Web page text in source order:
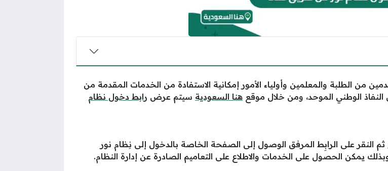
من الطلبة والمعلمين وأولياء الأمور إمكانية الاستفادة من الخدمات المقدمة من
الوطني الموحد، ومن خلال موقع هنا السعودية سيتم عرض رابط دخول نظام
ثم النقر على الرابِط المرفق الوصول إلى الصفحة الخاصة بالدخول إلى نِظام نور
يمكن الحصول على الخدمات والاطلاع على التعاميم الصادرة عن إدارة النظام.